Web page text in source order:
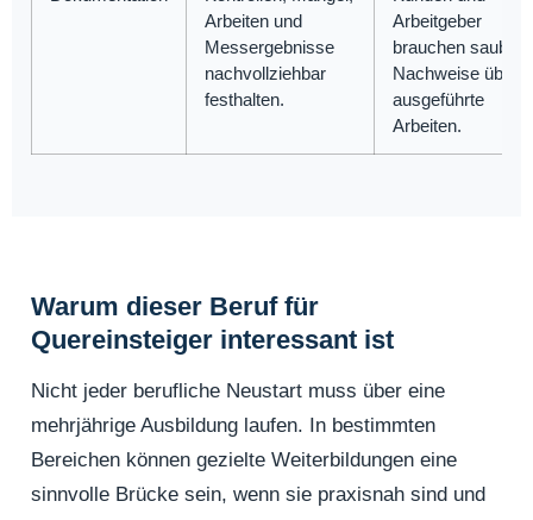
Arbeiten und
Messergebnisse
nachvollziehbar
festhalten.
Arbeitgeber
brauchen saubere
Nachweise über
ausgeführte
Arbeiten.
Warum dieser Beruf für
Quereinsteiger interessant ist
Nicht jeder berufliche Neustart muss über eine
mehrjährige Ausbildung laufen. In bestimmten
Bereichen können gezielte Weiterbildungen eine
sinnvolle Brücke sein, wenn sie praxisnah sind und